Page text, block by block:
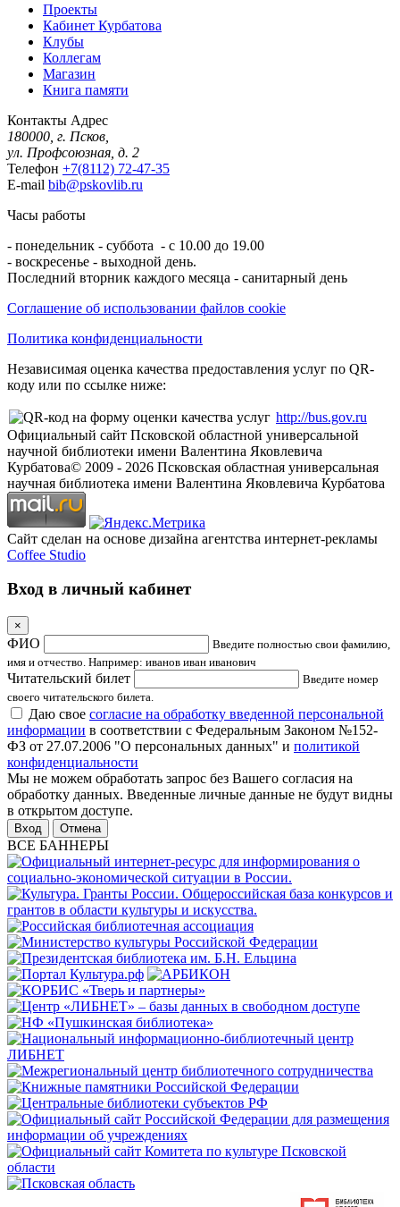
Проекты
Кабинет Курбатова
Клубы
Коллегам
Магазин
Книга памяти
Контакты Адрес
180000, г. Псков,
ул. Профсоюзная, д. 2
Телефон +7(8112) 72-47-35
E-mail bib@pskovlib.ru
Часы работы
- понедельник - суббота - с 10.00 до 19.00
- воскресенье - выходной день.
Последний вторник каждого месяца - санитарный день
Соглашение об использовании файлов cookie
Политика конфиденциальности
Независимая оценка качества предоставления услуг по QR-
коду или по ссылке ниже:
http://bus.gov.ru
Официальный сайт Псковской областной универсальной
научной библиотеки имени Валентина Яковлевича
Курбатова© 2009 - 2026 Псковская областная универсальная
научная библиотека имени Валентина Яковлевича Курбатова
Сайт сделан на основе дизайна агентства интернет-рекламы
Coffee Studio
Вход в личный кабинет
×
ФИО
Введите полностью свои фамилию,
имя и отчество. Например: иванов иван иванович
Читательский билет
Введите номер
своего читательского билета.
Даю свое согласие на обработку введенной персональной
информации в соответствии с Федеральным Законом №152-
ФЗ от 27.07.2006 "О персональных данных" и политикой
конфиденциальности
Мы не можем обработать запрос без Вашего согласия на
обработку данных. Введенные личные данные не будут видны
в открытом доступе.
Отмена
ВСЕ БАННЕРЫ